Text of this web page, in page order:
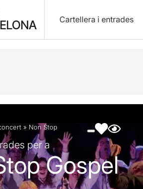
Cartellera i entrades
Fitxa artística Fotos i vídeos
» Non Stop
per a
Gospel